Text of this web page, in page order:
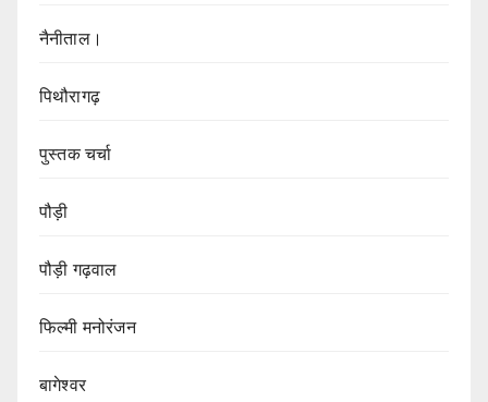
नैनीताल।
पिथौरागढ़
पुस्तक चर्चा
पौड़ी
पौड़ी गढ़वाल
फिल्मी मनोरंजन
बागेश्वर